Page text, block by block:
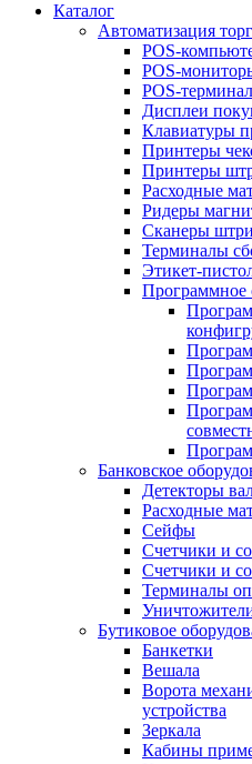
Каталог
Автоматизация
POS-
POS-
POS-
Дисплеи
Клавиатуры
Принтеры
Принтеры
Расходные
Ридеры
Сканеры
Терминалы
Этикет-
Программное
Банковское
Детекторы
Расходные
Сейфы
Счетчики и
Счетчики и
Терминалы
Бутиковое
Банкетки
Вешала
Ворота
устройства
Зеркала
Кабины